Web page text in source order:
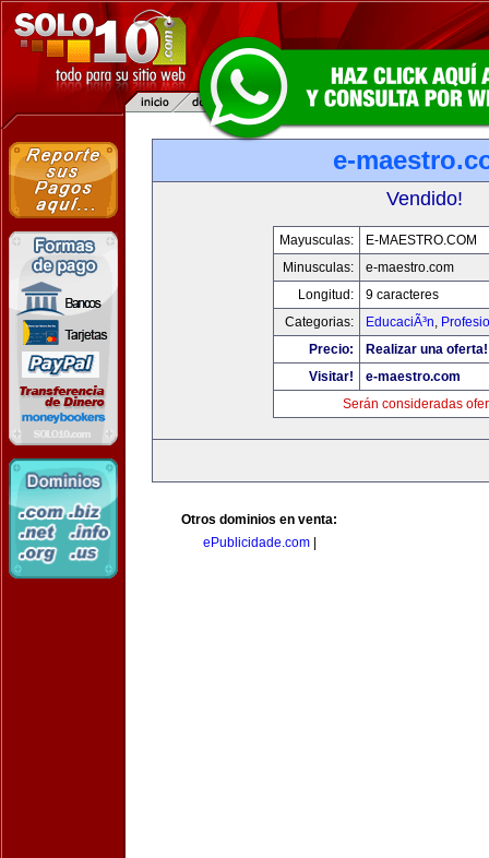
e-
Vendido!
Mayusculas:
E-MAESTRO.COM
Minusculas:
e-maestro.com
Longitud:
9 caracteres
Categorias:
EducaciÃ³n,
Precio:
Realizar una oferta!
Visitar!
e-maestro.com
Serán consideradas
Otros dominios en venta:
ePublicidade.com|